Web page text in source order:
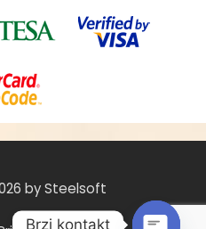
by Steelsoft
Brzi kontakt